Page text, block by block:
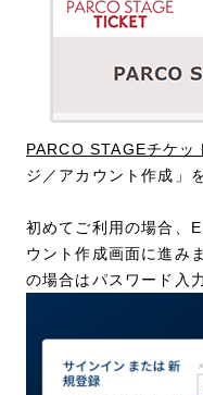
PARCO STAGEチケッ
ジ／アカウント作成」
初めてご利用の場合、
ウント作成画面に進み
の場合はパスワード入